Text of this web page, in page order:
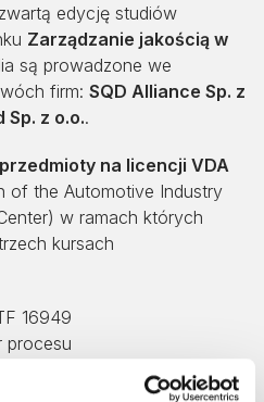
edycję studiów
Zarządzanie jakością w
są prowadzone we
firm: SQD Alliance Sp. z
Sp. z o.o..
przedmioty na licencji VDA
of the Automotive Industry
w ramach których
kursach
16949
procesu